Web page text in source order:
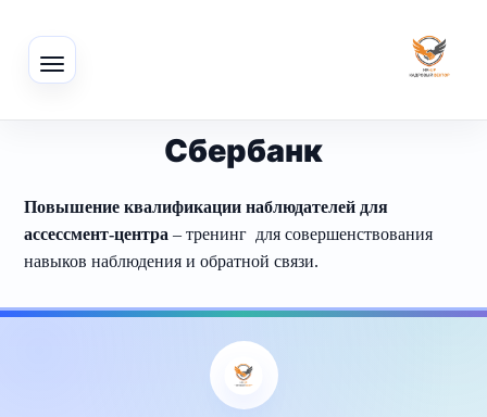
Сбербанк
Повышение квалификации наблюдателей для
ассессмент-центра – тренинг для совершенствования
навыков наблюдения и обратной связи.